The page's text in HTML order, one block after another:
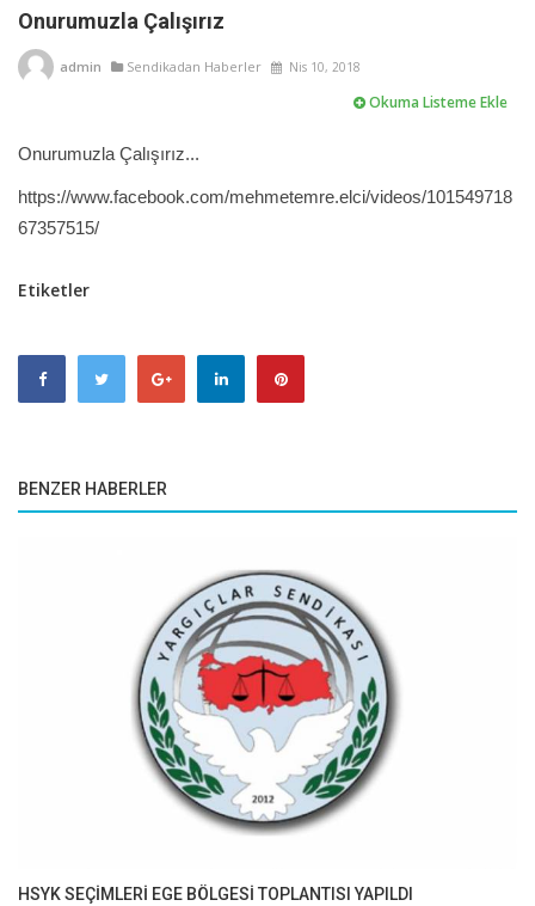
Onurumuzla Çalışırız
admin Sendikadan Haberler Nis 10, 2018
Okuma Listeme Ekle
Onurumuzla Çalışırız...
https://www.facebook.com/mehmetemre.elci/videos/101549718
67357515/
Etiketler
BENZER HABERLER
HSYK SEÇİMLERİ EGE BÖLGESİ TOPLANTISI YAPILDI